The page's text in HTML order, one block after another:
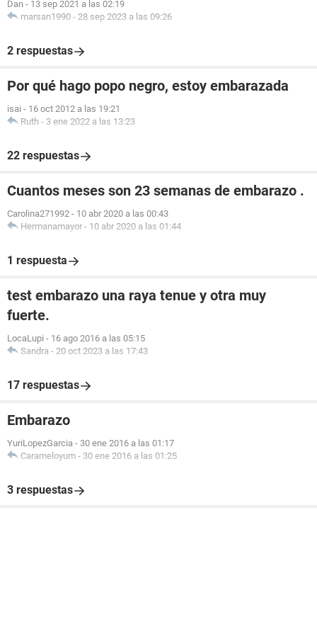
Dan - 13 sep 2021 a las 02:19
marsan1990 - 28 sep 2023 a las 09:26
2 respuestas
Por qué hago popo negro, estoy embarazada
isai - 16 oct 2012 a las 19:21
Ruth - 3 ene 2022 a las 13:23
22 respuestas
Cuantos meses son 23 semanas de embarazo .
Carolina271992 - 10 abr 2020 a las 00:43
Hermanamayor - 10 abr 2020 a las 01:44
1 respuesta
test embarazo una raya tenue y otra muy
fuerte.
LocaLupi - 16 ago 2016 a las 05:15
Sandra - 20 oct 2023 a las 17:43
17 respuestas
Embarazo
YuriLopezGarcia - 30 ene 2016 a las 01:17
Carameloyum - 30 ene 2016 a las 01:25
3 respuestas